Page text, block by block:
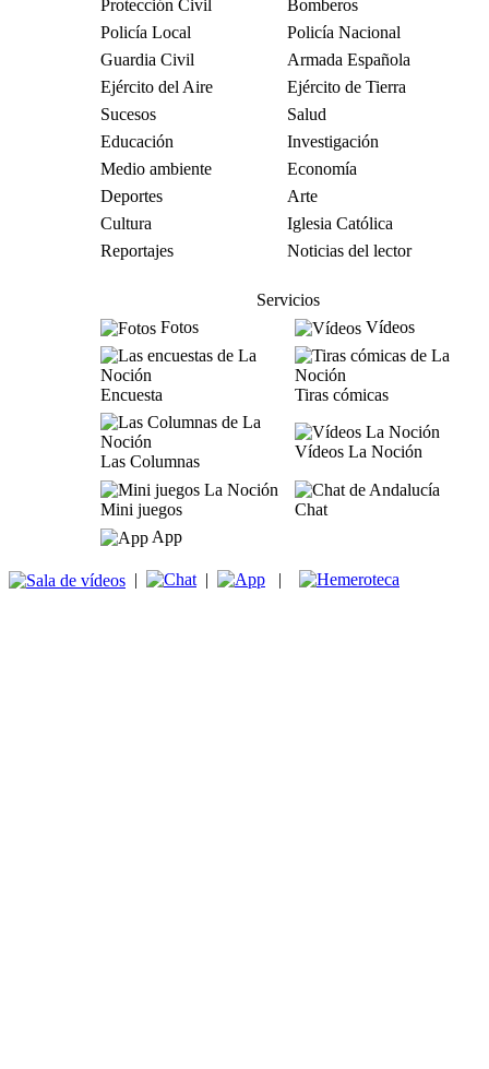
Protección Civil
Bomberos
Policía Local
Policía Nacional
Guardia Civil
Armada Española
Ejército del Aire
Ejército de Tierra
Sucesos
Salud
Educación
Investigación
Medio ambiente
Economía
Deportes
Arte
Cultura
Iglesia Católica
Reportajes
Noticias del lector
Servicios
Fotos
Vídeos
Encuesta Tiras cómicas
Las Columnas
Vídeos La Noción
Mini juegos
Chat
App
| | |